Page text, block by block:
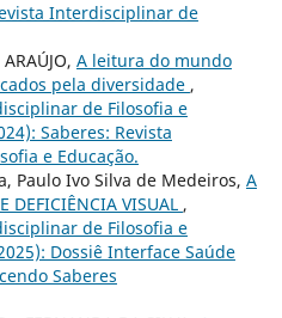
Interdisciplinar de
A leitura do mundo
pela diversidade ,
de Filosofia e
Saberes: Revista
e Educação.
Paulo Ivo Silva de Medeiros, A
DEFICIÊNCIA VISUAL ,
de Filosofia e
Dossiê Interface Saúde
Saberes